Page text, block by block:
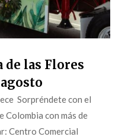
de las Flores
Sorpréndete con el
Colombia con más de
Centro Comercial